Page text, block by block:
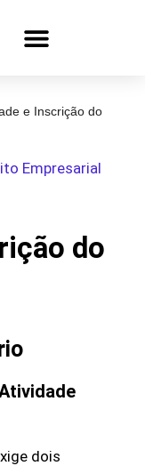
e Inscrição do
Empresarial
do
dois